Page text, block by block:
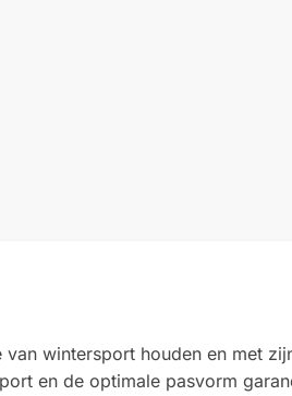
van wintersport houden en met
en de optimale pasvorm